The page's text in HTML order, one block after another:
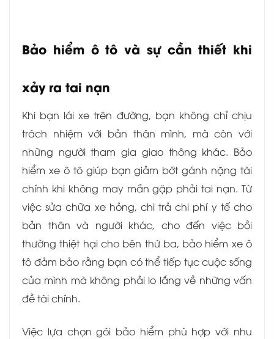
Bảo hiểm ô tô và sự cần thiết khi
xảy ra tai nạn
Khi bạn lái xe trên đường, bạn không chỉ chịu
trách nhiệm với bản thân mình, mà còn với
những người tham gia giao thông khác. Bảo
hiểm xe ô tô giúp bạn giảm bớt gánh nặng tài
chính khi không may mắn gặp phải tai nạn. Từ
việc sửa chữa xe hỏng, chi trả chi phí y tế cho
bản thân và người khác, cho đến việc bồi
thường thiệt hại cho bên thứ ba, bảo hiểm xe ô
tô đảm bảo rằng bạn có thể tiếp tục cuộc sống
của mình mà không phải lo lắng về những vấn
đề tài chính.
Việc lựa chọn gói bảo hiểm phù hợp với nhu